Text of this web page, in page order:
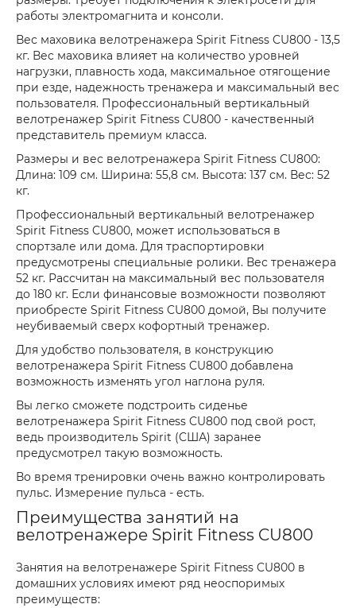
работы электромагнита и консоли.
Вес маховика велотренажера Spirit Fitness CU800 - 13,5
кг. Вес маховика влияет на количество уровней
нагрузки, плавность хода, максимальное отягощение
при езде, надежность тренажера и максимальный вес
пользователя. Профессиональный вертикальный
велотренажер Spirit Fitness CU800 - качественный
представитель премиум класса.
Размеры и вес велотренажера Spirit Fitness CU800:
Длина: 109 см. Ширина: 55,8 см. Высота: 137 см. Вес: 52
кг.
Профессиональный вертикальный велотренажер
Spirit Fitness CU800, может использоваться в
спортзале или дома. Для траспортировки
предусмотрены специальные ролики. Вес тренажера
52 кг. Рассчитан на максимальный вес пользователя
до 180 кг. Если финансовые возможности позволяют
приобресте Spirit Fitness CU800 домой, Вы получите
неубиваемый сверх кофортный тренажер.
Для удобство пользователя, в конструкцию
велотренажера Spirit Fitness CU800 добавлена
возможность изменять угол наглона руля.
Вы легко сможете подстроить сиденье
велотренажера Spirit Fitness CU800 под свой рост,
ведь производитель Spirit (CША) заранее
предусмотрел такую возможность.
Во время тренировки очень важно контролировать
пульс. Измерение пульса - есть.
Преимущества занятий на
велотренажере Spirit Fitness CU800
Занятия на велотренажере Spirit Fitness CU800 в
домашних условиях имеют ряд неоспоримых
преимуществ: